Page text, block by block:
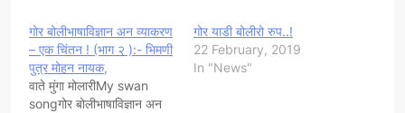
गोर बोलीभाषाविज्ञान अन व्याकरण
– एक चिंतन ! (भाग २ ):- भिमणी
पुत्र मोहन नायक,
वाते मुंगा मोलारीMy swan
songगोर बोलीभाषाविज्ञान अन
गोर याडी बोलीरो रुप..!
22 February, 2019
In "News"